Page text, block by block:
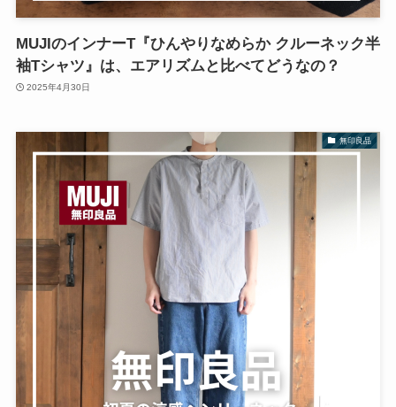
MUJIのインナーT『ひんやりなめらか クルーネック半
袖Tシャツ』は、エアリズムと比べてどうなの？
2025年4月30日
無印良品